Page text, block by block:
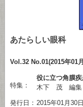
あたらしい眼科
Vol.32 No.01(2015年01
特集：
役に立つ角膜
木下 茂 編集
発行日： 2015年01月30